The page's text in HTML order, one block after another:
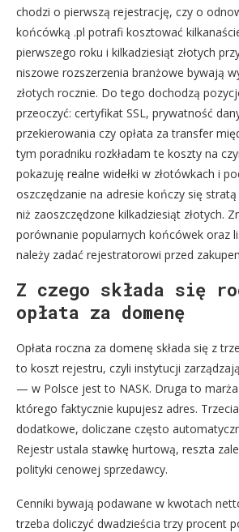
chodzi o pierwszą rejestrację, czy o
końcówką .pl potrafi kosztować
pierwszego roku i kilkadziesiąt złotych
niszowe rozszerzenia branżowe bywają
złotych rocznie. Do tego dochodzą
przeoczyć: certyfikat SSL, prywatność
przekierowania czy opłata za transfer
tym poradniku rozkładam te koszty na
pokazuję realne widełki w złotówkach i
oszczędzanie na adresie kończy się
niż zaoszczędzone kilkadziesiąt złotych.
porównanie popularnych końcówek oraz
należy zadać rejestratorowi przed
Z czego składa się
opłata za domenę
Opłata roczna za domenę składa się z
to koszt rejestru, czyli instytucji
— w Polsce jest to NASK. Druga to
którego faktycznie kupujesz adres.
dodatkowe, doliczane często
Rejestr ustala stawkę hurtową, reszta
polityki cenowej sprzedawcy.
Cenniki bywają podawane w kwotach
trzeba doliczyć dwadzieścia trzy procent